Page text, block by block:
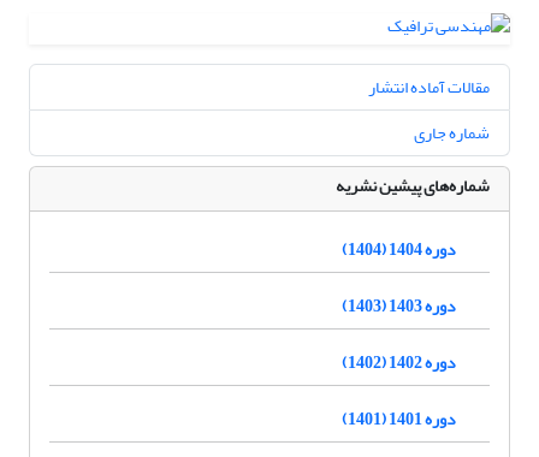
مقالات آماده انتشار
شماره جاری
شماره‌های پیشین نشریه
دوره 1404 (1404)
دوره 1403 (1403)
دوره 1402 (1402)
دوره 1401 (1401)